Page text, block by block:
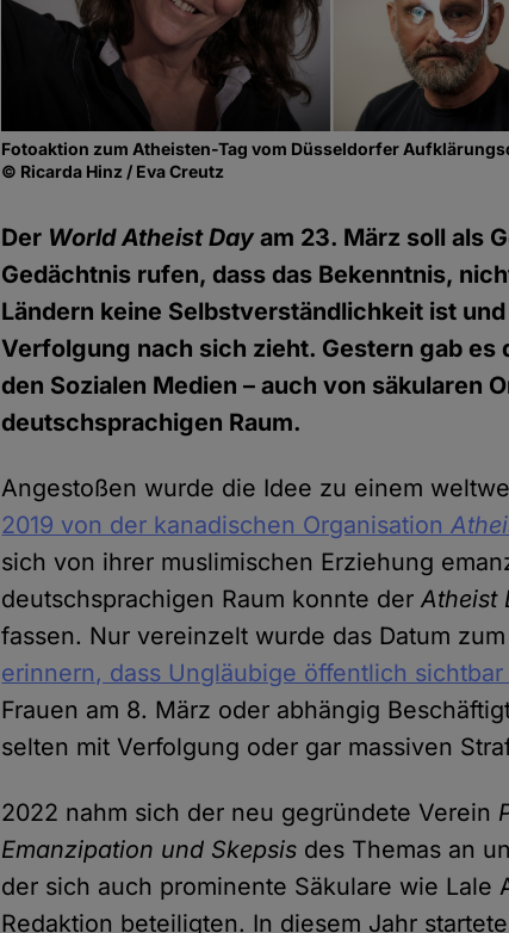
Fotoaktion zum Atheisten-Tag vom Düsseldorfer
© Ricarda Hinz / Eva Creutz
Der World Atheist Dayam 23. März soll als
Gedächtnis rufen, dass das Bekenntnis,
Ländern keine Selbstverständlichkeit ist
Verfolgung nach sich zieht. Gestern gab es
den Sozialen Medien – auch von säkularen
deutschsprachigen Raum.
Angestoßen wurde die Idee zu einem
2019 von der kanadischen Organisation
sich von ihrer muslimischen Erziehung
deutschsprachigen Raum konnte derAtheist
fassen. Nur vereinzelt wurde das Datum
erinnern, dass Ungläubige öffentlich
Frauen am 8. März oder abhängig
selten mit Verfolgung oder gar massiven
2022 nahm sich der neu gegründete Verein
Emanzipation und Skepsis des Themas an
der sich auch prominente Säkulare wie Lale
Redaktion beteiligten. In diesem Jahr startete